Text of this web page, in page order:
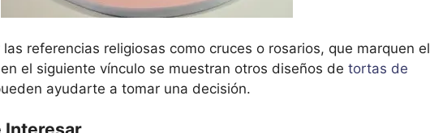
referencias religiosas como cruces o rosarios, que marquen el
el siguiente vínculo se muestran otros diseños de tortas de
ayudarte a tomar una decisión.